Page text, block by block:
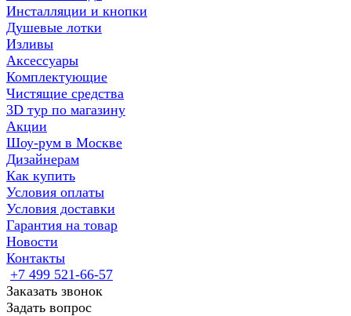
Инсталляции и кнопки
Душевые лотки
Изливы
Аксессуары
Комплектующие
Чистящие средства
3D тур по магазину
Акции
Шоу-рум в Москве
Дизайнерам
Как купить
Условия оплаты
Условия доставки
Гарантия на товар
Новости
Контакты
+7 499 521-66-57
Заказать звонок
Задать вопрос